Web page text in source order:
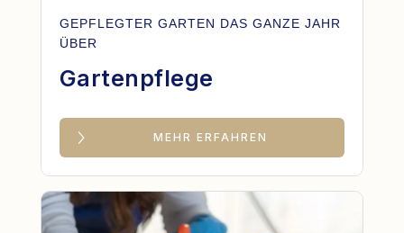
GEPFLEGTER GARTEN DAS GANZE JAHR
ÜBER
Gartenpflege
MEHR ERFAHREN